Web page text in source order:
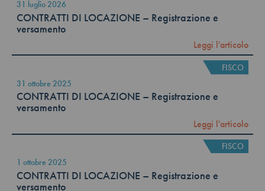
31 luglio 2026
CONTRATTI DI LOCAZIONE – Registrazione e
versamento
Leggi l'articolo
FISCO
31 ottobre 2025
CONTRATTI DI LOCAZIONE – Registrazione e
versamento
Leggi l'articolo
FISCO
1 ottobre 2025
CONTRATTI DI LOCAZIONE – Registrazione e
versamento